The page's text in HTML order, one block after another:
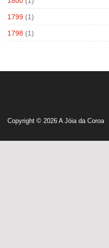
1799 (1)
1798 (1)
Copyright © 2026 A Jóia da Coroa